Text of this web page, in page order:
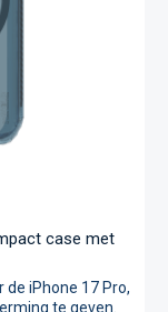
investering
case, klik hier
case met
de iPhone 17 Pro,
te geven.